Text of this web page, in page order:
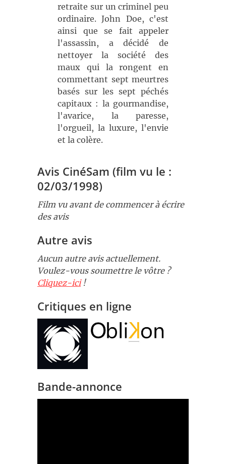
retraite sur un criminel peu
ordinaire. John Doe, c'est
ainsi que se fait appeler
l'assassin, a décidé de
nettoyer la société des
maux qui la rongent en
commettant sept meurtres
basés sur les sept péchés
capitaux : la gourmandise,
l'avarice, la paresse,
l'orgueil, la luxure, l'envie
et la colère.
Avis CinéSam (film vu le :
02/03/1998)
Film vu avant de commencer à écrire
des avis
Autre avis
Aucun autre avis actuellement.
Voulez-vous soumettre le vôtre ?
Cliquez-ici!
Critiques en ligne
Bande-annonce